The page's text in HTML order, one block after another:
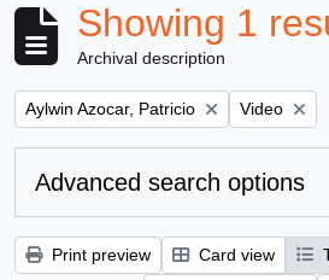
Showing 1
Archival description
Remove filter:
Aylwin Azocar, Patricio Remove
Video
Advanced search options
Print preview Card view